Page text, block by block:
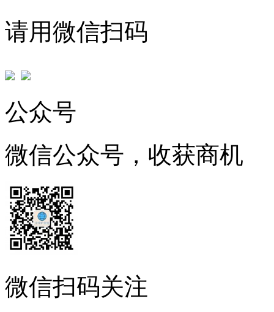
请用微信扫码
公众号
微信公众号，收获商机
微信扫码关注